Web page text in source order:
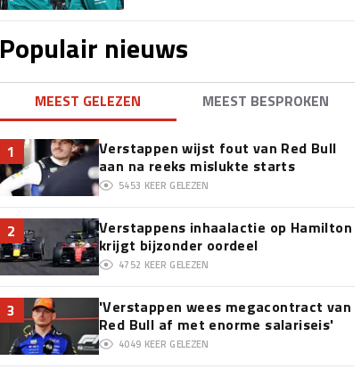
Populair nieuws
MEEST GELEZEN MEEST BESPROKEN
1
Verstappen wijst fout van Red Bull
aan na reeks mislukte starts
5453 KEER GELEZEN
2
Verstappens inhaalactie op Hamilton
krijgt bijzonder oordeel
4752 KEER GELEZEN
3
'Verstappen wees megacontract van
Red Bull af met enorme salariseis'
4049 KEER GELEZEN